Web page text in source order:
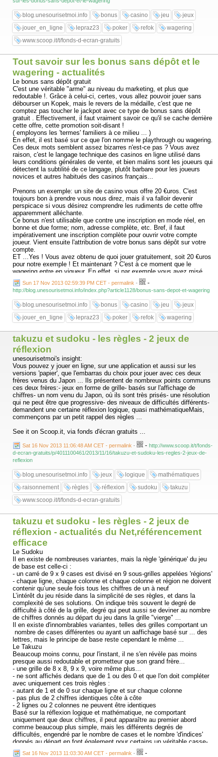
blog.unesourisetmoi.info bonus casino jeu
jeux
jouer_en_ligne
lepraz23 poker refok
wagering
www.scoop.it/t/fonds-d-ecran-gratuits
Tout savoir sur les bonus sans dépôt et le
wagering - actualités
Le bonus sans dépôt gratuit
C'est une véritable "arme" au niveau du marketing, et plus que
redoutable !. Grâce à celui-ci, certes, vous allez pouvoir jouer sans
débourser un Kopek, mais le revers de la médaille, c'est que ne
comptez pas toucher le jackpot avec ce type de bonus sans dépôt
gratuit . Effectivement, il faut vraiment savoir ce qu'il se cache derrière
cette offre, cette promotion soit-disant !
( employons les 'termes' familiers à ce milieu ... )
En effet, il est basé sur ce que l'on nomme le playthrough ou wagering.
Ces deux mots semblent assez bizarres n'est-ce pas ? Vous avez
raison, c'est le langage technique des casinos en ligne utilisé dans
leurs conditions générales de vente, et bien malins sont les joueurs qui
détectent la subtilité de ce langage, plutôt barbare pour les joueurs
novices et autres habitués des casinos français...
Prenons un exemple: un site de casino vous offre 20 €uros. C'est
toujours bon à prendre vous nous direz, mais il va falloir devenir
perspicace si vous désirez comprendre les rudiments de cette offre
apparemment alléchante.
Ce bonus n'est utilisable que contre une inscription en mode réel, en
bonne et due forme; nom, adresse complète, etc. Bref, il faut
impérativement une inscription complète pour ouvrir votre compte
joueur. Vient ensuite l'attribution de votre bonus sans dépôt sur votre
compte.
ET ...Yes ! Vous avez obtenu de quoi jouer gratuitement, soit 20 €uros
pour notre exemple ! Et maintenant ? C'est à ce moment que le
wagering entre en vigueur. En effet, si par exemple vous avez misé
vos 20 €uros gratuits à la roulette sur le rouge et le noir, et que vous
avez gagné, ne comptez surtout pas faire un virement de 40 €uros sur
votre compte bancaire ! C'est là que le wagering entre en action et
dans un seul et unique but: récupérer l'argent que l'on vous a offert, ce
fameux bonus...
Sun 17 Nov 2013 02:59:39 PM CET - permalink - -
http://blog.unesourisetmoi.info/index.php?article1128/bonus-sans-depot-et-wagering
blog.unesourisetmoi.info bonus casino jeu
jeux
jouer_en_ligne
lepraz23 poker refok wagering
takuzu et sudoku - les règles - 2 jeux de
réflexion
unesourisetmoi's insight:
Vous pouvez y jouer en ligne, sur une application et aussi sur les
versions 'papier', que l'embarras du choix pour jouer avec ces deux
frères venus du Japon ... Ils présentent de nombreux points communs
ces deux frères:- jeux en forme de grille- basés sur l'affichage de
chiffres- un nom venu du Japon, où ils sont très prisés- une résolution
qui ne peut être que progressive- des niveaux de difficultés différents-
demandent une certaine réflexion logique, quasi mathématiqueMais,
commençons par un petit rappel des règles ...
See it on Scoop.it, via fonds d'écran gratuits ...
Sat 16 Nov 2013 11:06:48 AM CET - permalink - - http://www.scoop.it/t/fonds-
d-ecran-gratuits/p/4011100461/2013/11/16/takuzu-et-sudoku-les-regles-2-jeux-de-
reflexion
blog.unesourisetmoi.info jeux logique
mathématiques
raisonnement
règles réflexion sudoku
takuzu
www.scoop.it/t/fonds-d-ecran-gratuits
takuzu et sudoku - les règles - 2 jeux de
réflexion - actualités du Net,référencement
efficace
Le Sudoku
Il en existe de nombreuses variantes, mais la règle 'générique' du jeu
de base est celle-ci :
- un carré de 9 x 9 cases est divisé en 9 sous-grilles appelées 'régions'
- chaque ligne, chaque colonne et chaque colonne et région ne doivent
contenir qu’une seule fois tous les chiffres de un à neuf
L’intérêt du jeu réside dans la simplicité de ses règles, et dans la
complexité de ses solutions. On indique très souvent le degré de
difficulté à côté de la grille, degré qui peut aussi se deviner au nombre
de chiffres donnés au départ du jeu dans la grille "vierge" ...
Il en existe d'innombrables variantes, telles des grilles comportant un
nombre de cases différentes ou ayant un aaffichage basé sur ... des
lettres, mais le principe de base reste cependant le même ...
Le Takuzu
Beaucoup moins connu, pour l'instant, il ne s'en révèle pas moins
presque aussi redoutable et prometteur que son grand frère...
- une grille de 8 x 8, 9 x 9, voire même plus...
- ne sont affichés dedans que de 1 ou des 0 et que l'on doit compléter
avec uniquement ces trois règles :
- autant de 1 et de 0 sur chaque ligne et sur chaque colonne
- pas plus de 2 chiffres identiques côte à côte
- 2 lignes ou 2 colonnes ne peuvent être identiques
Basé sur la réflexion logique et mathématique, ne comportant
uniquement que deux chiffres, il peut apparaître au premier abord
comme beaucoup plus simple, mais les différents degrés de
difficultés, engendré par le nombre de cases et le nombre 'd'indices'
donnés au départ en font également pour certains un véritable casse-
tête, pour d'autres un réel plaisir ...
Sat 16 Nov 2013 11:03:30 AM CET - permalink - -